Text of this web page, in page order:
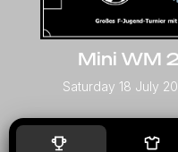
Mini WM
Saturday 18 July